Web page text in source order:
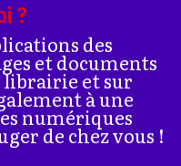
?
des
et documents
librairie et sur
à une
numériques
de chez vous !